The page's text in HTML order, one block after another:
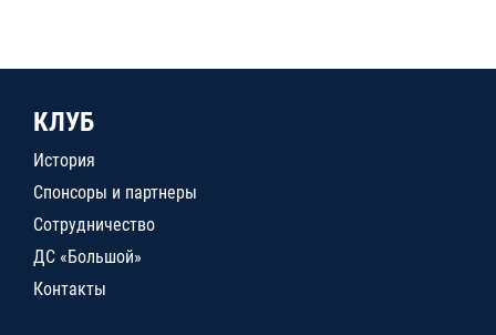
КЛУБ
История
Спонсоры и партнеры
Сотрудничество
ДС «Большой»
Контакты